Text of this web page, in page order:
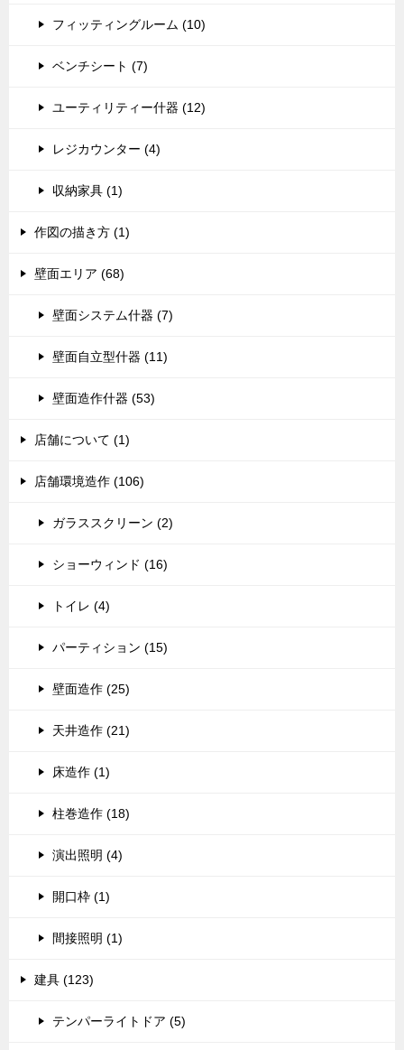
フィッティングルーム (10)
ベンチシート (7)
ユーティリティー什器 (12)
レジカウンター (4)
収納家具 (1)
作図の描き方 (1)
壁面エリア (68)
壁面システム什器 (7)
壁面自立型什器 (11)
壁面造作什器 (53)
店舗について (1)
店舗環境造作 (106)
ガラススクリーン (2)
ショーウィンド (16)
トイレ (4)
パーティション (15)
壁面造作 (25)
天井造作 (21)
床造作 (1)
柱巻造作 (18)
演出照明 (4)
開口枠 (1)
間接照明 (1)
建具 (123)
テンパーライトドア (5)